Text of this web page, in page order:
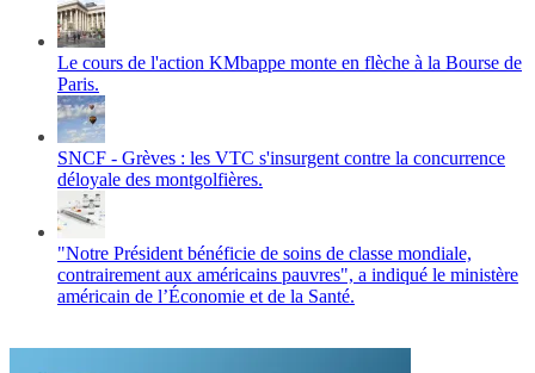
Le cours de l'action KMbappe monte en flèche à la Bourse de
Paris.
SNCF - Grèves : les VTC s'insurgent contre la concurrence
déloyale des montgolfières.
"Notre Président bénéficie de soins de classe mondiale,
contrairement aux américains pauvres", a indiqué le ministère
américain de l’Économie et de la Santé.